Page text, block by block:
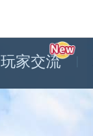
玩家交流